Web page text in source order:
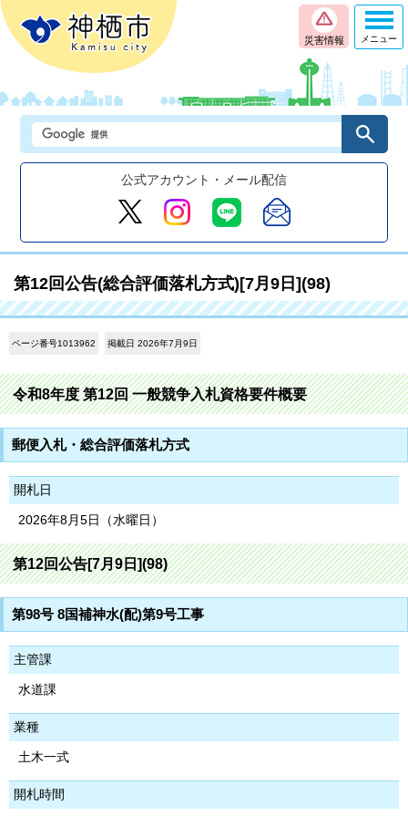
災害情報
公式アカウント・メール配信
メニュー
第12回公告(総合評価落札方式)[7月9日](98)
ページ番号1013962 掲載日 2026年7月9日
令和8年度 第12回 一般競争入札資格要件概要
郵便入札・総合評価落札方式
開札日
2026年8月5日（水曜日）
第12回公告[7月9日](98)
第98号 8国補神水(配)第9号工事
主管課
水道課
業種
土木一式
開札時間